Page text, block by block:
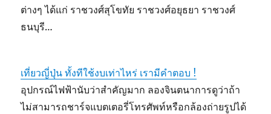
ต่างๆ ได้แก่ ราชวงศ์สุโขทัย ราชวงศ์อยุธยา ราชวงศ์
ธนบุรี…
เที่ยวญี่ปุ่น ทั้งทีใช้งบเท่าไหร่ เรามีคำตอบ !
อุปกรณ์ไฟฟ้านับว่าสำคัญมาก ลองจินตนาการดูว่าถ้า
ไม่สามารถชาร์จแบตเตอรี่โทรศัพท์หรือกล้องถ่ายรูปได้